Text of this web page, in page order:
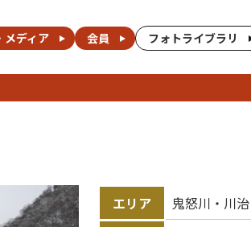
メディア 会員 フォトライブラリ
エリア
鬼怒川・川治